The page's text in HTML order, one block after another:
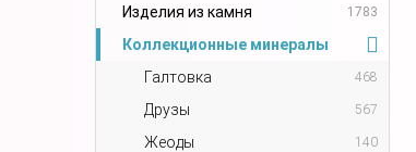
Изделия из камня 1783
Коллекционные минералы
Галтовка
468
Друзы 567
Жеоды 140